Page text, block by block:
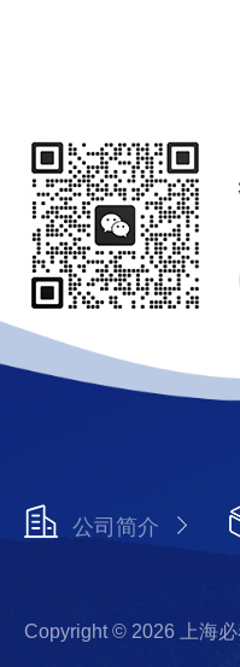
公司简介
Copyright © 2026 上海